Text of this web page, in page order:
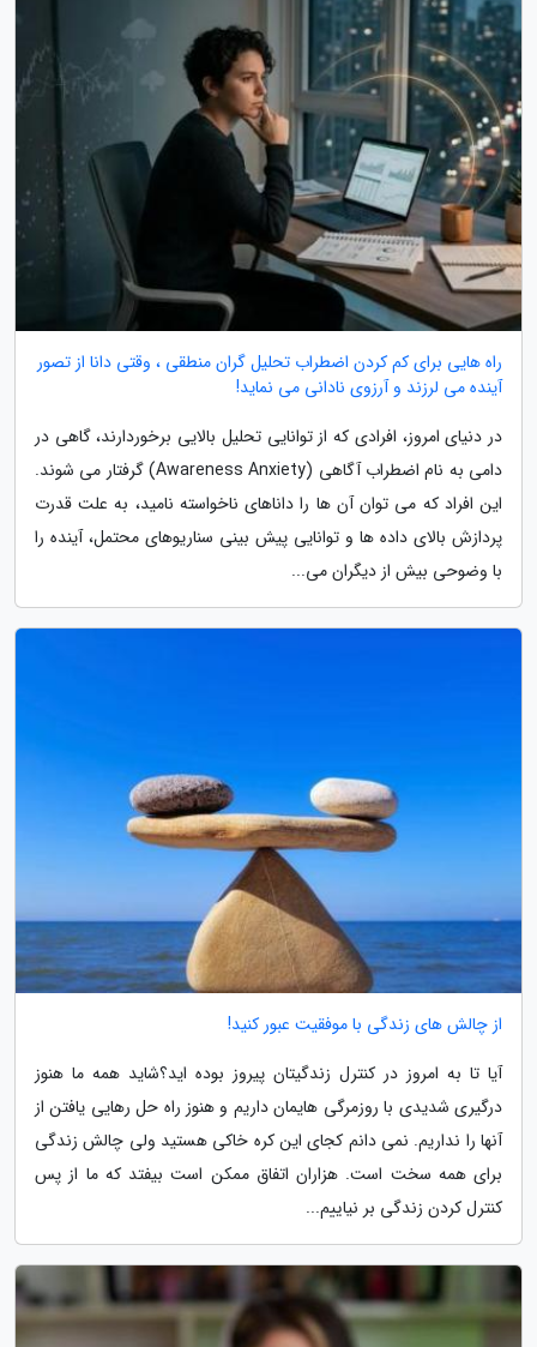
راه هایی برای کم کردن اضطراب تحلیل گران منطقی ، وقتی دانا از تصور
آینده می لرزند و آرزوی نادانی می نماید!
در دنیای امروز، افرادی که از توانایی تحلیل بالایی برخوردارند، گاهی در
دامی به نام اضطراب آگاهی (Awareness Anxiety) گرفتار می شوند.
این افراد که می توان آن ها را داناهای ناخواسته نامید، به علت قدرت
پردازش بالای داده ها و توانایی پیش بینی سناریوهای محتمل، آینده را
با وضوحی بیش از دیگران می...
از چالش های زندگی با موفقیت عبور کنید!
آیا تا به امروز در کنترل زندگیتان پیروز بوده اید؟شاید همه ما هنوز
درگیری شدیدی با روزمرگی هایمان داریم و هنوز راه حل رهایی یافتن از
آنها را نداریم. نمی دانم کجای این کره خاکی هستید ولی چالش زندگی
برای همه سخت است. هزاران اتفاق ممکن است بیفتد که ما از پس
کنترل کردن زندگی بر نیاییم...